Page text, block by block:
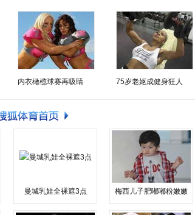
内衣橄榄球赛再吸睛 75岁老妪成健身狂人
曼城乳娃全裸遮3点 梅西儿子肥嘟嘟粉嫩嫩